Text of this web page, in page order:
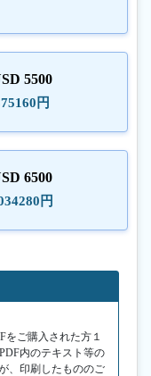
5500
円
6500
円
をご購入された方１
内のテキスト等の
、印刷したもののご